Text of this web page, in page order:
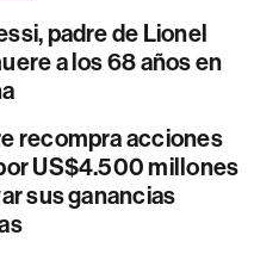
padre de Lionel
a los 68 años en
recompra acciones
US$4.500 millones
sus ganancias